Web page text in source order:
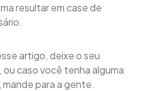
resultar em case de
artigo, deixe o seu
caso você tenha alguma
para a gente.